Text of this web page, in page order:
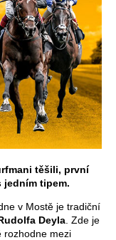
těšili, první
jedním tipem.
v Mostě je tradiční
Deyla . Zde je
rozhodne mezi